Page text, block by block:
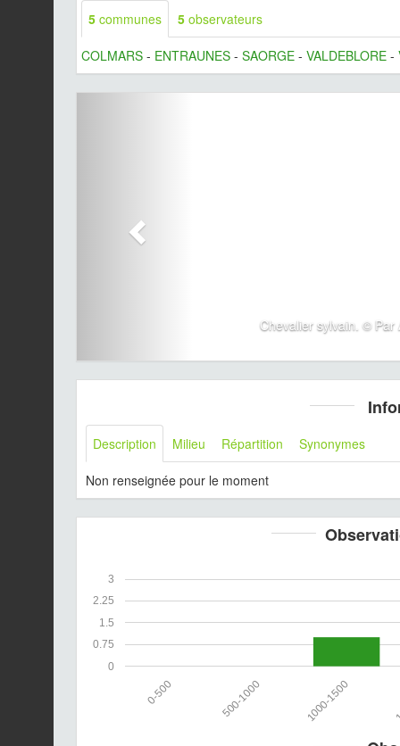
5 communes 5 observateurs
COLMARS - ENTRAUNES - SAORGE - VALDEBLORE -
Chevalier sylvain. © Par
Description Milieu Répartition Synonymes
Non renseignée pour le moment
0
0.75
1.5
2.25
3
1000-1500
500-1000
0-500